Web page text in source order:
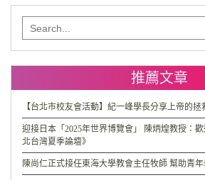
for:
推薦文章
【台北市校友會活動】紀一峰學長分享上帝的拯
迎接日本「2025年世界博覽會」 陳炳煌教授：
北台灣夏季論壇》
陳尚仁正式接任東海大學教會主任牧師 幫助青